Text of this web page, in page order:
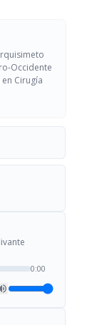
Occidente
Cirugía
0:00